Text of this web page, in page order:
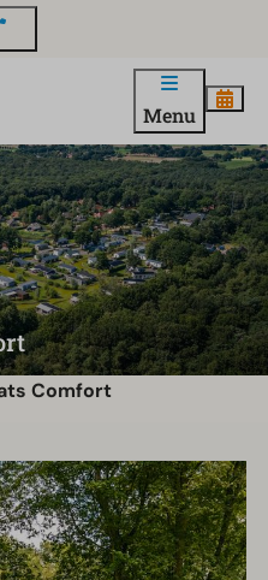
Menu
Comfort